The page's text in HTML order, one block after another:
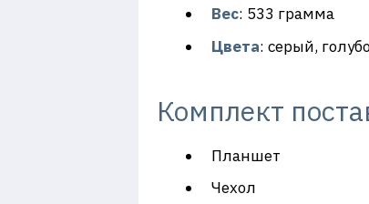
Вес: 533 грамма
Цвета: серый,
Комплект
Планшет
Чехол